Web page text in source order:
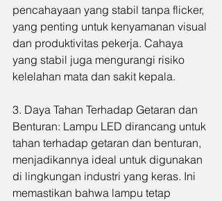
pencahayaan yang stabil tanpa flicker,
yang penting untuk kenyamanan visual
dan produktivitas pekerja. Cahaya
yang stabil juga mengurangi risiko
kelelahan mata dan sakit kepala.
3. Daya Tahan Terhadap Getaran dan
Benturan: Lampu LED dirancang untuk
tahan terhadap getaran dan benturan,
menjadikannya ideal untuk digunakan
di lingkungan industri yang keras. Ini
memastikan bahwa lampu tetap